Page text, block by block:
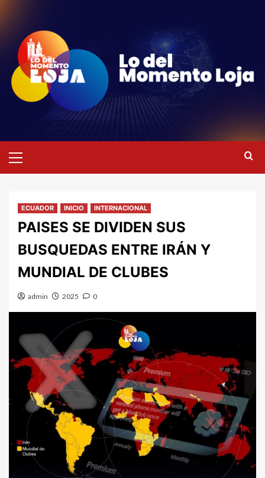
contenido
primario
ECUADOR INICIO INTERNACIONAL
PAISES SE DIVIDEN SUS
BUSQUEDAS ENTRE IRÁN Y
MUNDIAL DE CLUBES
admin 2025 0